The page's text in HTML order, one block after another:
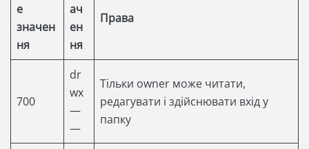
е
значен
ня
ач
ен
ня
Права
700
dr
wx
—
—
Тільки owner може читати,
редагувати і здійснювати вхід у
папку